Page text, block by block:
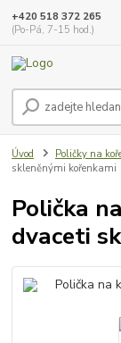
+420 518 372 265
(Po-Pá, 7-15 hod.)
Úvod Poličky na
skleněnými kořenkami
Polička
dvaceti